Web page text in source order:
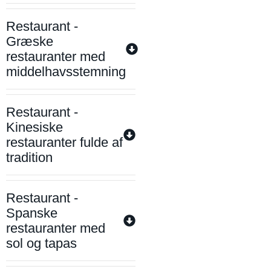
Restaurant -
Græske
restauranter med
middelhavsstemning
Restaurant -
Kinesiske
restauranter fulde af
tradition
Restaurant -
Spanske
restauranter med
sol og tapas